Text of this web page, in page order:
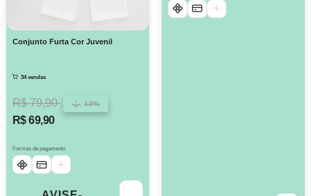
Conjunto Furta Cor Juvenil
34 vendas
R$ 79,90 12%
R$ 69,90
Formas de pagamento